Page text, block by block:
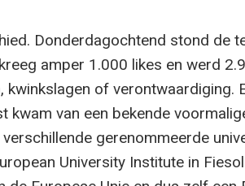
Donderdagochtend stond de
amper 1.000 likes en werd
kwinkslagen of verontwaardiging.
kwam van een bekende
gerenommeerde
University Institute in